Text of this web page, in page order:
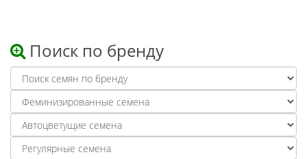
Поиск по бренду